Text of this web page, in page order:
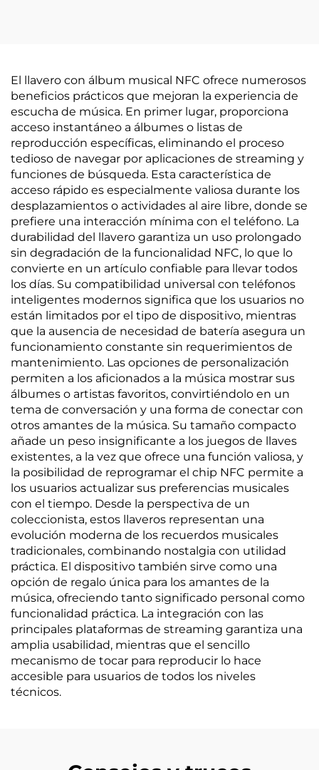
El llavero con álbum musical NFC ofrece numerosos
beneficios prácticos que mejoran la experiencia de
escucha de música. En primer lugar, proporciona
acceso instantáneo a álbumes o listas de
reproducción específicas, eliminando el proceso
tedioso de navegar por aplicaciones de streaming y
funciones de búsqueda. Esta característica de
acceso rápido es especialmente valiosa durante los
desplazamientos o actividades al aire libre, donde se
prefiere una interacción mínima con el teléfono. La
durabilidad del llavero garantiza un uso prolongado
sin degradación de la funcionalidad NFC, lo que lo
convierte en un artículo confiable para llevar todos
los días. Su compatibilidad universal con teléfonos
inteligentes modernos significa que los usuarios no
están limitados por el tipo de dispositivo, mientras
que la ausencia de necesidad de batería asegura un
funcionamiento constante sin requerimientos de
mantenimiento. Las opciones de personalización
permiten a los aficionados a la música mostrar sus
álbumes o artistas favoritos, convirtiéndolo en un
tema de conversación y una forma de conectar con
otros amantes de la música. Su tamaño compacto
añade un peso insignificante a los juegos de llaves
existentes, a la vez que ofrece una función valiosa, y
la posibilidad de reprogramar el chip NFC permite a
los usuarios actualizar sus preferencias musicales
con el tiempo. Desde la perspectiva de un
coleccionista, estos llaveros representan una
evolución moderna de los recuerdos musicales
tradicionales, combinando nostalgia con utilidad
práctica. El dispositivo también sirve como una
opción de regalo única para los amantes de la
música, ofreciendo tanto significado personal como
funcionalidad práctica. La integración con las
principales plataformas de streaming garantiza una
amplia usabilidad, mientras que el sencillo
mecanismo de tocar para reproducir lo hace
accesible para usuarios de todos los niveles
técnicos.